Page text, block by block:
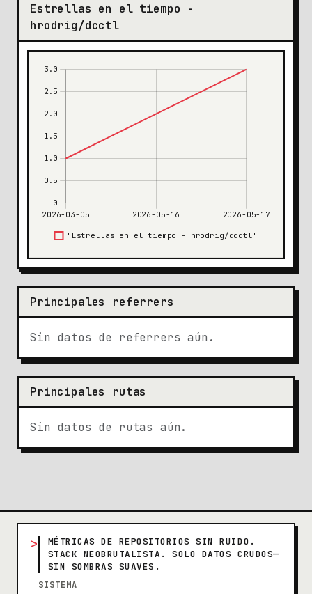
Estrellas en el tiempo -
hrodrig/dcctl
Principales referrers
Sin datos de referrers aún.
Principales rutas
Sin datos de rutas aún.
>
MÉTRICAS DE REPOSITORIOS SIN RUIDO.
STACK NEOBRUTALISTA. SOLO DATOS CRUDOS—
SIN SOMBRAS SUAVES.
SISTEMA